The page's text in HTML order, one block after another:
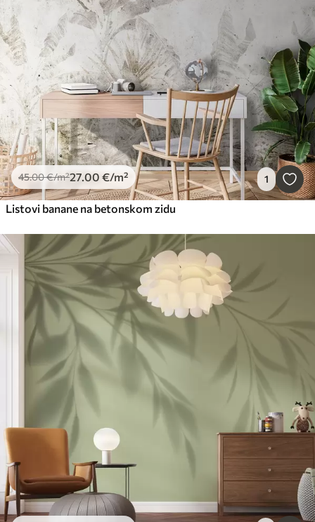
45.00€/m²27.00 €/m² 1
Listovi banane na betonskom zidu